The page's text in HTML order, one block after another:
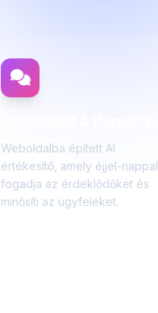
Weboldalba épített AI
értékesítő, amely éjjel-nappal
fogadja az érdeklődőket és
minősíti az ügyfeleket.